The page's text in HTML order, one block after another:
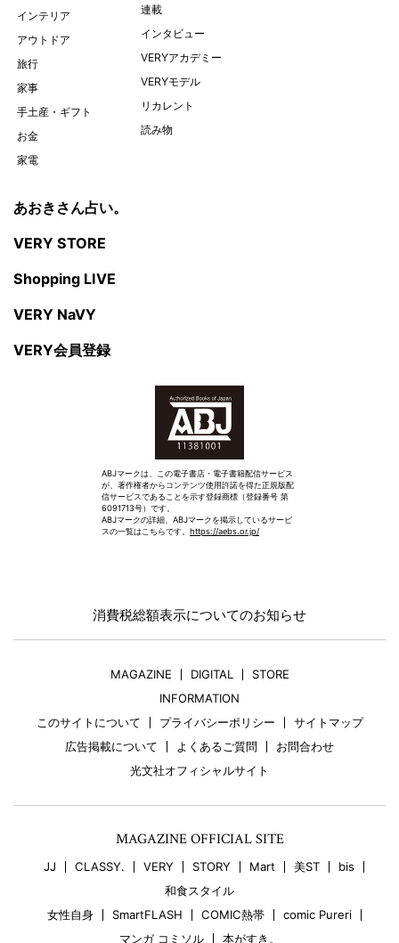
インテリア
アウトドア
旅行
家事
手土産・ギフト
お金
家電
連載
インタビュー
VERYアカデミー
VERYモデル
リカレント
読み物
あおきさん占い。
VERY STORE
Shopping LIVE
VERY NaVY
VERY会員登録
ABJマークは、この電子書店・電子書籍配信サービス
が、著作権者からコンテンツ使用許諾を得た正規版配
信サービスであることを示す登録商標（登録番号 第
6091713号）です。
ABJマークの詳細、ABJマークを掲示しているサービ
スの一覧はこちらです。 https://aebs.or.jp/
消費税総額表示についてのお知らせ
MAGAZINE DIGITAL
STORE
INFORMATION
このサイトについて
プライバシーポリシー
サイトマップ
広告掲載について
よくあるご質問
お問合わせ
光文社オフィシャルサイト
MAGAZINE OFFICIAL SITE
JJ CLASSY. VERY STORY Mart 美ST
bis
和食スタイル
女性自身
SmartFLASH COMIC熱帯
comic Pureri
マンガ コミソル
本がすき。